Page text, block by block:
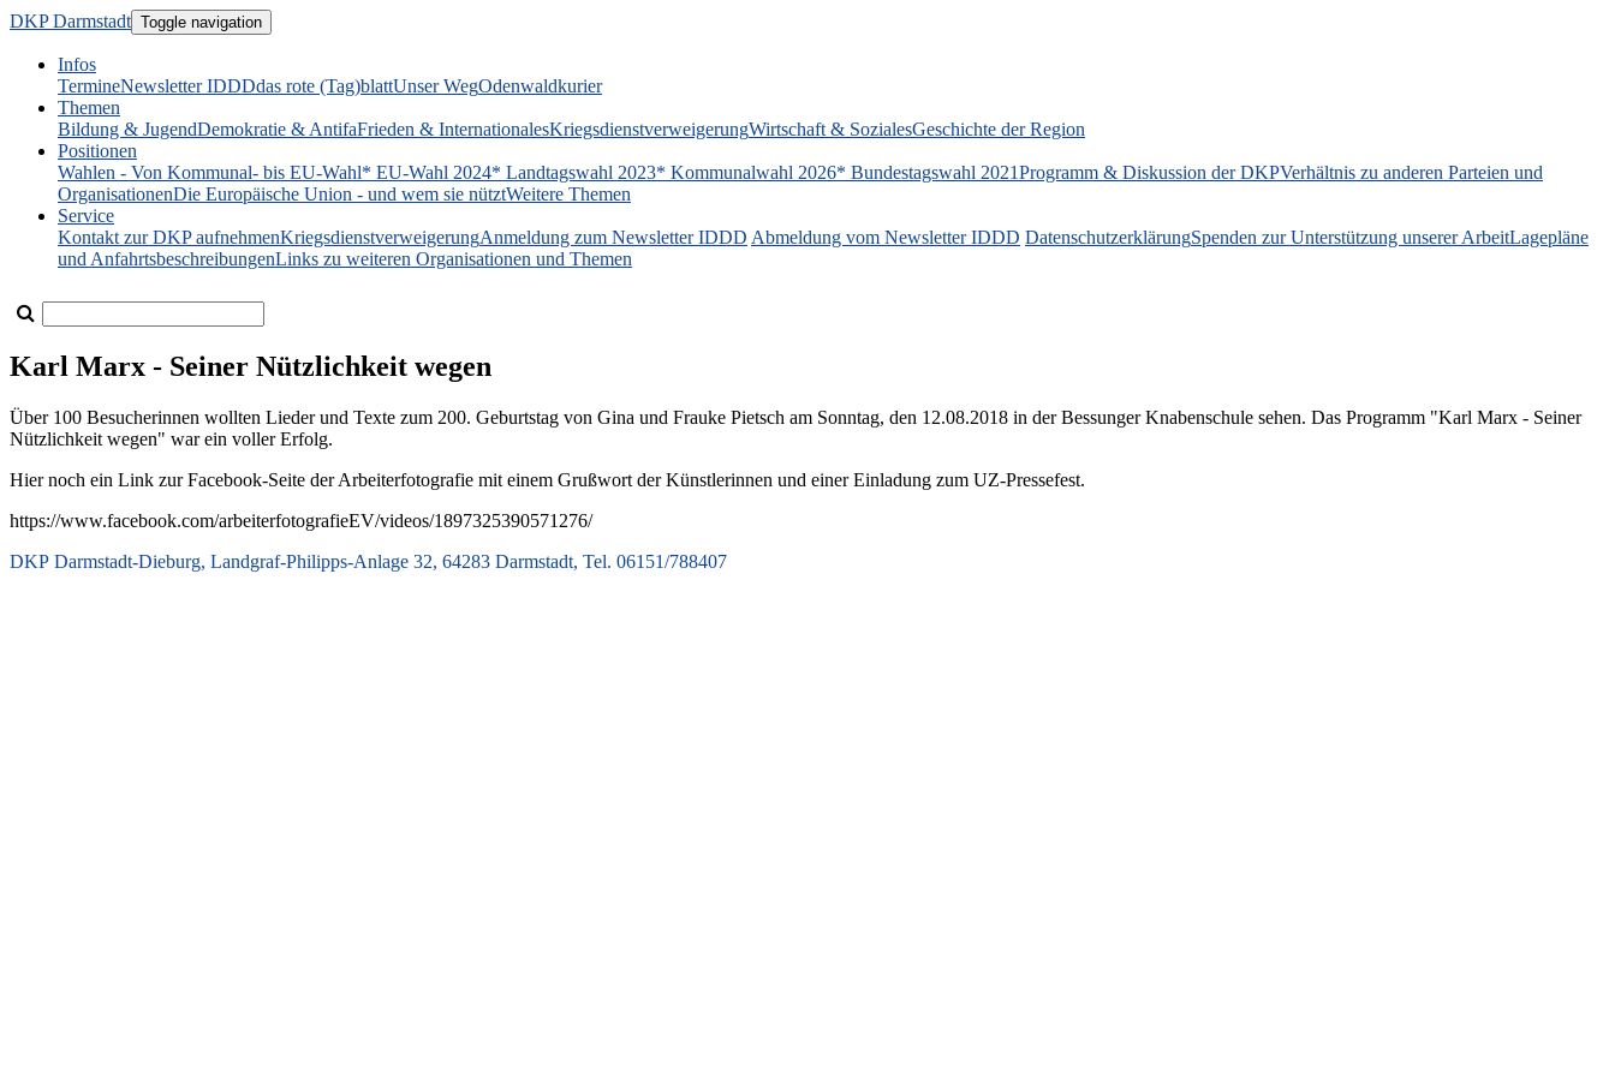
DKP Darmstadt Toggle navigation
Infos
TermineNewsletter IDDDdas rote (Tag)blattUnser WegOdenwaldkurier
Themen
Bildung & JugendDemokratie & AntifaFrieden & InternationalesKriegsdienstverweigerungWirtschaft & SozialesGeschichte der Region
Positionen
Wahlen - Von Kommunal- bis EU-Wahl* EU-Wahl 2024* Landtagswahl 2023* Kommunalwahl 2026* Bundestagswahl 2021Programm & Diskussion der DKPVerhältnis zu anderen Parteien und
OrganisationenDie Europäische Union - und wem sie nütztWeitere Themen
Service
Kontakt zur DKP aufnehmenKriegsdienstverweigerungAnmeldung zum Newsletter IDDD Abmeldung vom Newsletter IDDD DatenschutzerklärungSpenden zur Unterstützung unserer ArbeitLagepläne
und AnfahrtsbeschreibungenLinks zu weiteren Organisationen und Themen
Karl Marx - Seiner Nützlichkeit wegen
Über 100 Besucherinnen wollten Lieder und Texte zum 200. Geburtstag von Gina und Frauke Pietsch am Sonntag, den 12.08.2018 in der Bessunger Knabenschule sehen. Das Programm "Karl Marx - Seiner
Nützlichkeit wegen" war ein voller Erfolg.
Hier noch ein Link zur Facebook-Seite der Arbeiterfotografie mit einem Grußwort der Künstlerinnen und einer Einladung zum UZ-Pressefest.
https://www.facebook.com/arbeiterfotografieEV/videos/1897325390571276/
DKP Darmstadt-Dieburg, Landgraf-Philipps-Anlage 32, 64283 Darmstadt, Tel. 06151/788407